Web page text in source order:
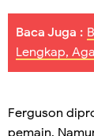
Baca Juga :
Lengkap,
Ferguson
pemain.